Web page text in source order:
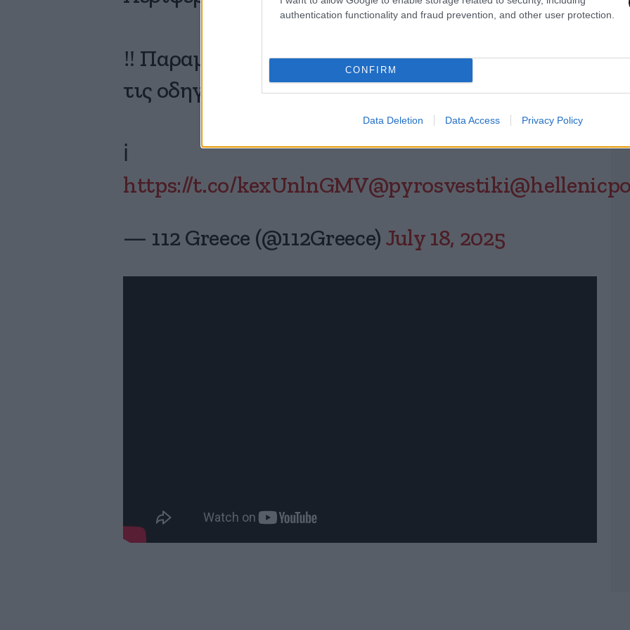
authentication functionality and fraud prevention, and other user protection.
CONFIRM
Data Deletion Data Access Privacy Policy
‼️ Παραμείνετε σε ετοιμότητα και ακολουθείτε
τις οδηγίες των Αρχών
ℹ️
https://t.co/kexUnlnGMV@pyrosvestiki
— 112 Greece (@112Greece) July 18, 2025